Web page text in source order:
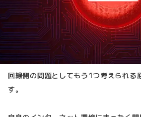
回線側の問題としてもう1つ考えられる
す。